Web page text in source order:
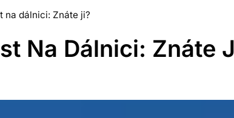
na dálnici: Znáte ji?
Na Dálnici: Znáte